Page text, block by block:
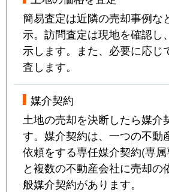
簡易査定は近隣の売却事例な
示。訪問査定は現地を確認し
示します。また、必要に応じ
査します。
媒介契約
土地の売却を決断したら媒介
す。媒介契約は、一つの不動
依頼をする専任媒介契約(専
と複数の不動産会社に売却の
般媒介契約があります。